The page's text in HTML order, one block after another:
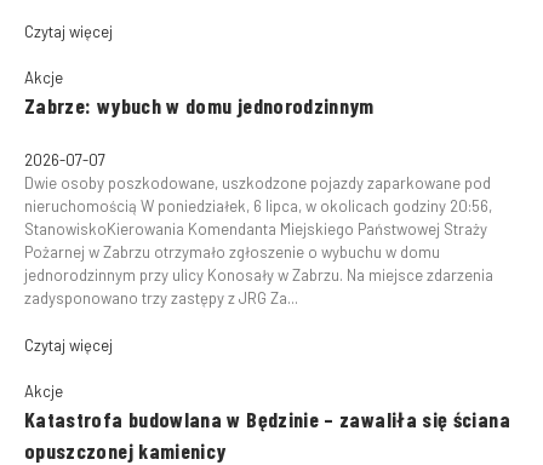
Czytaj więcej
Akcje
Zabrze: wybuch w domu jednorodzinnym
2026-07-07
Dwie osoby poszkodowane, uszkodzone pojazdy zaparkowane pod
nieruchomością W poniedziałek, 6 lipca, w okolicach godziny 20:56,
StanowiskoKierowania Komendanta Miejskiego Państwowej Straży
Pożarnej w Zabrzu otrzymało zgłoszenie o wybuchu w domu
jednorodzinnym przy ulicy Konosały w Zabrzu. Na miejsce zdarzenia
zadysponowano trzy zastępy z JRG Za...
Czytaj więcej
Akcje
Katastrofa budowlana w Będzinie – zawaliła się ściana
opuszczonej kamienicy